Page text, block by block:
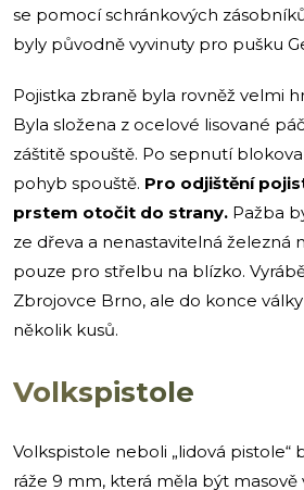
se pomocí schránkových
byly původně vyvinuty pro pušku
Pojistka zbraně byla rovněž velmi
Byla složena z ocelové lisované
záštitě spouště. Po sepnutí
pohyb spouště. Pro odjištění
prstem otočit do strany. Pažba
ze dřeva a nenastavitelná železná
pouze pro střelbu na blízko.
Zbrojovce Brno, ale do konce
několik kusů.
Volkspistole
Volkspistole neboli „lidová pistole“
ráže 9 mm, která měla být masově